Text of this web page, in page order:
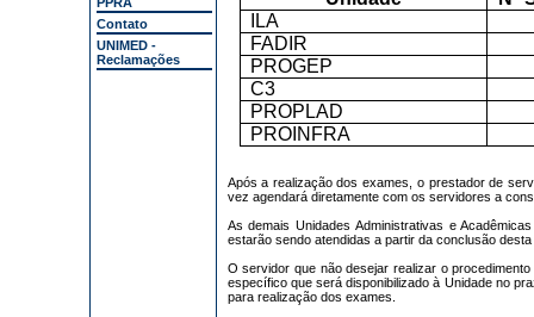
Contato
UNIMED -
Reclamações
ILA
FADIR
PROGEP
C3
PROPLAD
PROINFRA
Após a realização dos exames, o prestador de
vez agendará diretamente com os servidores a
As demais Unidades Administrativas e
estarão sendo atendidas a partir da conclusão desta
O servidor que não desejar realizar o
específico que será disponibilizado à Unidade no
para realização dos exames.